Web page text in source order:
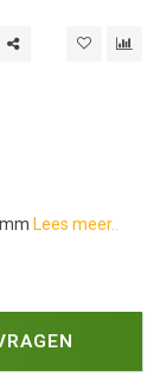
Lees meer..